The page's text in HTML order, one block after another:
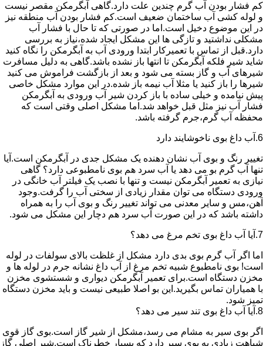
کم فشار بودن آب گرم چندین علت دارد.گاهی آبگرمکن مقصر نیست
و لوله کشی آب ساختمان ضعیف است.کم فشار بودن آب منطقه نیز
در این موضوع دخیل است.اما در صورتی که تا حال با فشار آب
مشکلی نداشتید و تازگی ها این مشکل ایجاد شده،نیاز به بررسی
دارد.قبل از تماس با تعمیرکار ابتدا ورودی آب به آبگرمکن را نگاه کنید
شاید شیر فلکه آبگرمکن تا انتها باز نشده باشد.گاهی به دلیل مسافرت
شیرهای آب و گاز بسته می شود و بعد از بازگشت فراموش می کنید
شیرها را باز کنید یا مثلا آب نیمه باز شده.در این موارد مشکل خاصی
پیش نیامده و خیلی ساده با باز کردن شیر آب ورودی به آبگرمکن
فشار آب نیز مثل قبل خواهد شد.اما مشکل اصلی وقتی است که
محفظه آب گرم،جرم گرفته باشد.
6.آب داغ بوی ناخوشایند دارد
تغییر رنگ و بوی آب نشان دهنده یک مشکل جدی در آبگرمکن است.آیا
تنها آب گرم بو می دهد یا آب سرد هم بوی نامطبوعی دارد؟ گاهی
نیازی به تعمیر آبگرمکن نیست و تنها با نصب یک فیلتر آب خانگی در
ورودی دستگاه می توان مقدار زیادی از سختی آب را گرفت.وجود
آهن،مس و سایر معدنی می تواند تغییر رنگ و بوی آب را به همراه
داشته باشد که در این صورت آب سرد هم دچار این مشکل می شود.
7.آیا آب داغ بوی تخم مرغ می دهد؟
اما اگر آب گرم بوی بدی دارد مشکل از غلظت بالای سولفات در لوله
است! بوی نامطبوع شبیه تخم مرغ از آب داغ نشانه جرم در لوله ها و
مخزن دستگاه است.برای تعمیر آبگرمکن دیواری و شستشوی مخزن
با همیاران تماس بگیرید.این بو اصلا طبیعی نیست و باید مخزن دستگاه
تمیز شود.
8.آیا آب داغ بوی تند سیر می دهد؟
اگر بوی سیر به مشام می رسد،مشکل از شیر گاز است.بوی گاز قوی
شباهت زیادی به بوی سیر دارد که بسیار خطرناک است.شیر اصلی گاز